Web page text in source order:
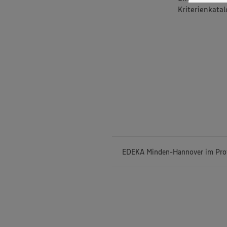
wissen
EDEKA Minden-Hannover im